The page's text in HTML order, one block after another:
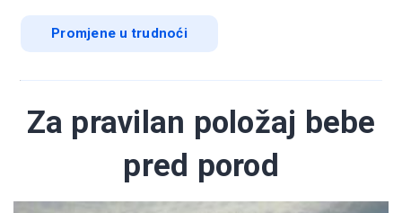
Promjene u trudnoći
Za pravilan položaj bebe
pred porod